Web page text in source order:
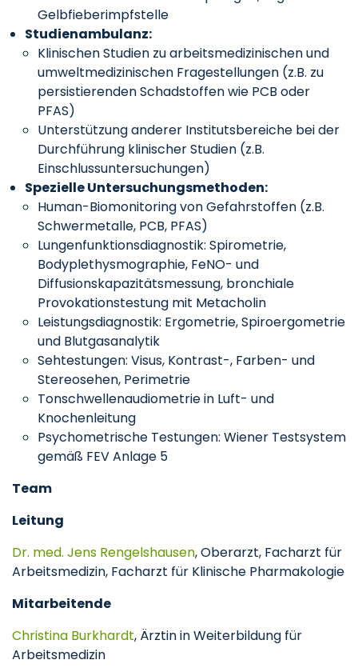
Gelbfieberimpfstelle
Studienambulanz:
Klinischen Studien zu arbeitsmedizinischen und
umweltmedizinischen Fragestellungen (z.B. zu
persistierenden Schadstoffen wie PCB oder
PFAS)
Unterstützung anderer Institutsbereiche bei der
Durchführung klinischer Studien (z.B.
Einschlussuntersuchungen)
Spezielle Untersuchungsmethoden:
Human-Biomonitoring von Gefahrstoffen (z.B.
Schwermetalle, PCB, PFAS)
Lungenfunktionsdiagnostik: Spirometrie,
Bodyplethysmographie, FeNO- und
Diffusionskapazitätsmessung, bronchiale
Provokationstestung mit Metacholin
Leistungsdiagnostik: Ergometrie, Spiroergometrie
und Blutgasanalytik
Sehtestungen: Visus, Kontrast-, Farben- und
Stereosehen, Perimetrie
Tonschwellenaudiometrie in Luft- und
Knochenleitung
Psychometrische Testungen: Wiener Testsystem
gemäß FEV Anlage 5
Team
Leitung
Dr. med. Jens Rengelshausen, Oberarzt, Facharzt für
Arbeitsmedizin, Facharzt für Klinische Pharmakologie
Mitarbeitende
Christina Burkhardt, Ärztin in Weiterbildung für
Arbeitsmedizin